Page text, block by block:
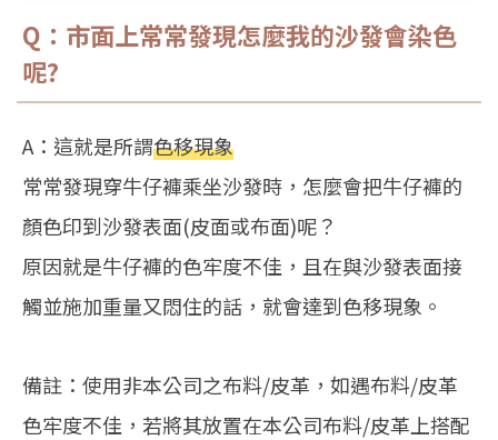
Q：市面上常常發現怎麼我的沙發會染色
呢?
A：這就是所謂色移現象
常常發現穿牛仔褲乘坐沙發時，怎麼會把牛仔褲的
顏色印到沙發表面(皮面或布面)呢？
原因就是牛仔褲的色牢度不佳，且在與沙發表面接
觸並施加重量又悶住的話，就會達到色移現象。
備註：使用非本公司之布料/皮革，如遇布料/皮革
色牢度不佳，若將其放置在本公司布料/皮革上搭配